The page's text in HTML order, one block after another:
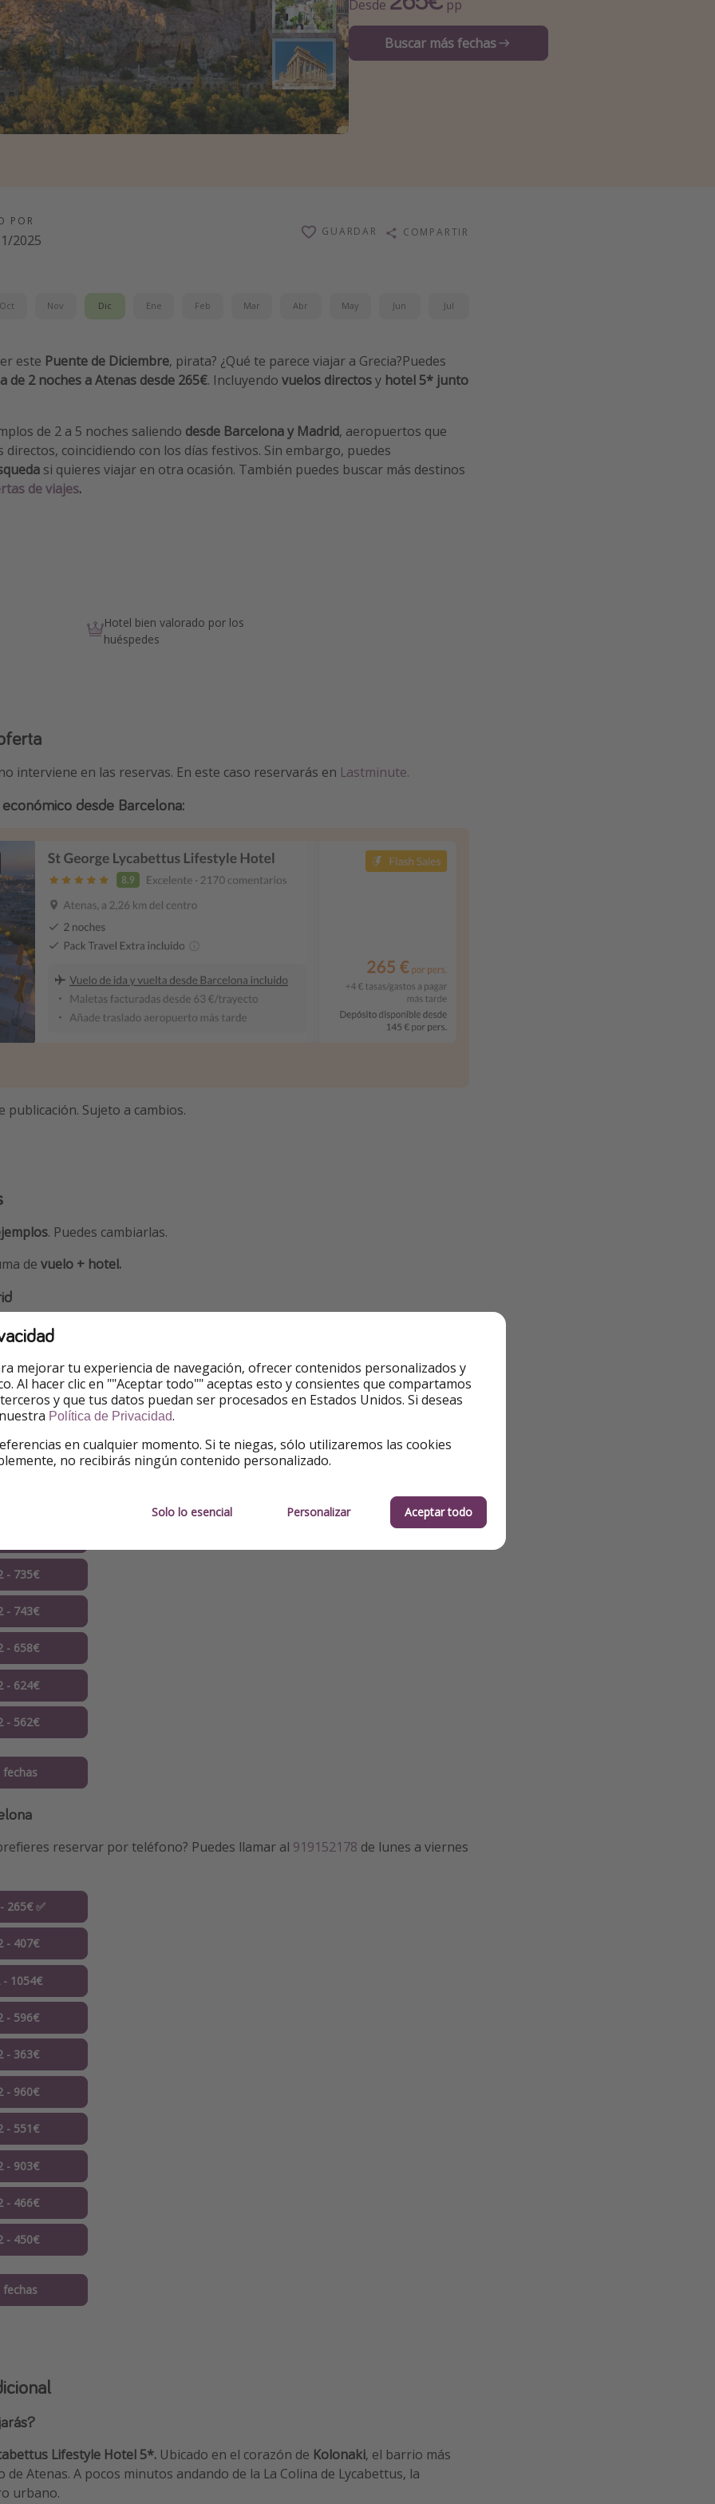
Desde pp
Buscar más fechas
POR
2025
GUARDAR COMPARTIR
Oct Nov Dic Ene Feb Mar Abr May Jun Jul
este Puente de Diciembre, pirata? ¿Qué te parece viajar a Grecia?Puedes
de 2 noches a Atenas desde 265€. Incluyendo vuelos directosy hotel 5* junto
de 2 a 5 noches saliendo desde Barcelona y Madrid, aeropuertos que
directos, coincidiendo con los días festivos. Sin embargo, puedes
si quieres viajar en otra ocasión. También puedes buscar más destinos
de viajes.
Hotel bien valorado por los
huéspedes
interviene en las reservas. En este caso reservarás en Lastminute.
desde Barcelona:
publicación. Sujeto a cambios.
. Puedes cambiarlas.
de vuelo + hotel.
reservar por teléfono? Puedes llamar al
395€ ✅
- 425€
- 767€
- 735€
- 743€
- 658€
- 624€
- 562€
fechas
reservar por teléfono? Puedes llamar al 919152178 de lunes a viernes
265€ ✅
- 407€
- 1054€
- 596€
- 363€
- 960€
- 551€
- 903€
- 466€
- 450€
fechas
Lifestyle Hotel 5*. Ubicado en el corazón de Kolonaki, el barrio más
de Atenas. A pocos minutos andando de la La Colina de Lycabettus, la
urbano.
mejorar tu experiencia de navegación, ofrecer contenidos personalizados y
Al hacer clic en ""Aceptar todo"" aceptas esto y consientes que compartamos
y que tus datos puedan ser procesados en Estados Unidos. Si deseas
Política de Privacidad.
en cualquier momento. Si te niegas, sólo utilizaremos las cookies
no recibirás ningún contenido personalizado.
Solo lo esencial Personalizar Aceptar todo